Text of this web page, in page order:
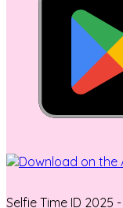
Selfie Time ID 2025